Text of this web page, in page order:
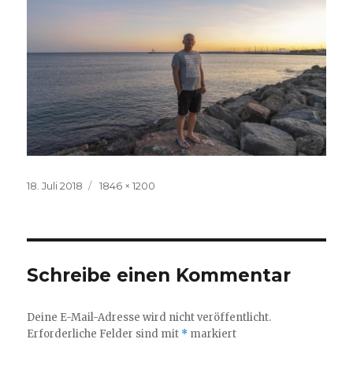
Veröffentlicht
18. Juli 2018
Volle
1846 × 1200
Schreibe einen Kommentar
Deine E-Mail-Adresse wird nicht veröffentlicht.
Erforderliche Felder sind mit * markiert